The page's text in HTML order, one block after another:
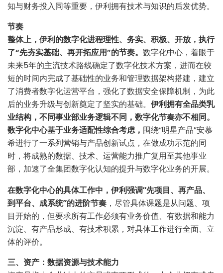
知与财务投入同等重要，伊利拥有技术与知识的后发优势。
节奏
整体上，伊利的数字化进程理性、务实、积极、开放，执行
了“先夯实基础、再开拓应用”的节奏。 数字化中心，着眼于
未来5年的主流技术路线确定了数字化技术方案，进而在较
短的时间内完成了基础性的业务和管理数据架构搭建，建立
了消费者数字化运营平台，强化了数据安全保障机制，为此
后的业务升级与创新奠定了坚实的基础。 伊利拥有全品类乳
业结构，不同事业部业务逻辑不同，数字化节奏亦不相同。
数字化中心基于业务适配性综合考虑， 围绕“明星产品”安慕
希进行了一系列营销与产品创新试点，在做成功示范的同
时，将成熟的数据、技术、运营能力推广复用至其他事业
部，加速了全集团数字化认知的提升与数字化业务的开展。
在数字化中心的具体工作中，伊利强调“先项目、再产品、
到平台、成系统”的进阶节奏 ，尽管具体课题是从问题、项
目开始的，但要求所有工作必须有业务价值、有数据和能力
沉淀、有产品形成、有技术积累，对具体工作进行全面、立
体的评价。
三、资产：数据资源与技术能力